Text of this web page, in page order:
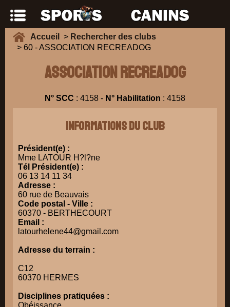
Accueil > Rechercher des clubs
> 60 - ASSOCIATION RECREADOG
ASSOCIATION RECREADOG
N° SCC : 4158 - N° Habilitation : 4158
Informations du club
Président(e) :
Mme LATOUR H?l?ne
Tél Président(e) :
06 13 14 11 34
Adresse :
60 rue de Beauvais
Code postal - Ville :
60370 - BERTHECOURT
Email :
latourhelene44@gmail.com
Adresse du terrain :
C12
60370 HERMES
Disciplines pratiquées :